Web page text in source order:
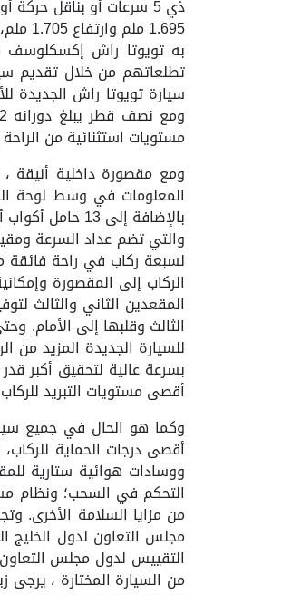
به تويوتا راش إكسكلوسف
تطلعاتهم من خلال تقديم
سيارة تويوتا راش الجديدة
مستويات استثنائية من
ومع مقصورة داخلية أنيقة
المعلومات في وسط لوحة
بالإضافة
والتي تضم عداد السرعة
لسبعة ركاب في راحة فائقة
الركاب إلى المقصورة
المقعدين الثاني والثالث
للسيارة الجديدة المزيد من
بسرعة عالية لتحقيق أكبر
أقصى مستويات التبريد
وكما هو الحال في جميع
ووسادات هوائية ستارية
التحكم في السحب؛ ونظام
من مزايا السلامة الأخرى.
مجلس التعاون لدول الخليج
التقييس لدول مجلس
من السيارة المختارة ، يرجى